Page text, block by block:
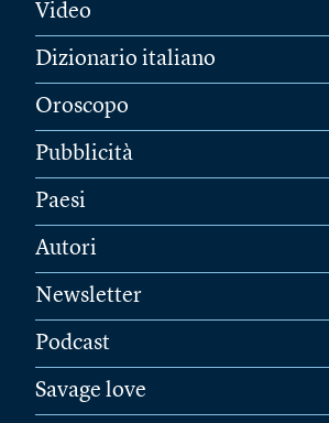
Video
Dizionario italiano
Oroscopo
Pubblicità
Paesi
Autori
Newsletter
Podcast
Savage love